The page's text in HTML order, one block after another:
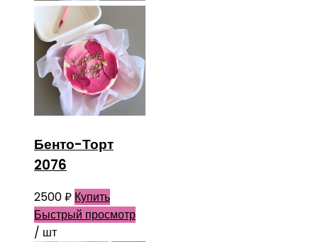
Бенто-Торт
2076
2500₽ Купить
Быстрый просмотр
/ шт